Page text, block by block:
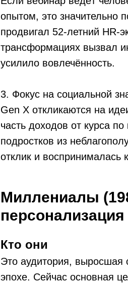
опытом, это значительно
продвигал 52-летний HR-
трансформациях вызвал
усилило вовлечённость.
3. Фокус на социальной
Gen X откликаются на
часть доходов от курса
подростков из
отклик и воспринималась
Миллениалы
персонализация
Кто они
Это аудитория, выросшая
эпохе. Сейчас основная